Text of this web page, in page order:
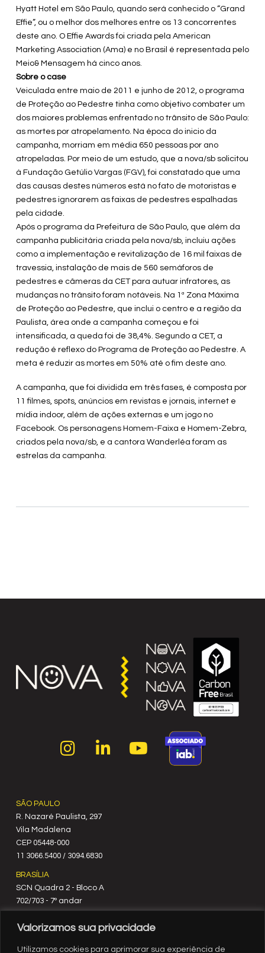
Valorizamos sua privacidade
Utilizamos cookies para aprimorar sua experiência de
Hyatt Hotel em São Paulo, quando será conhecido o “Grand
Effie”, ou o melhor dos melhores entre os 13 concorrentes
deste ano. O Effie Awards foi criada pela American
Marketing Association (Ama) e no Brasil é representada pelo
Meio& Mensagem há cinco anos.
Sobre o case
Veiculada entre maio de 2011 e junho de 2012, o programa
de Proteção ao Pedestre tinha como objetivo combater um
dos maiores problemas enfrentado no trânsito de São Paulo:
as mortes por atropelamento. Na época do inicio da
campanha, morriam em média 650 pessoas por ano
atropeladas. Por meio de um estudo, que a nova/sb solicitou
à Fundação Getúlio Vargas (FGV), foi constatado que uma
das causas destes números está no fato de motoristas e
pedestres ignorarem as faixas de pedestres espalhadas
pela cidade.
Após o programa da Prefeitura de São Paulo, que além da
campanha publicitária criada pela nova/sb, incluiu ações
como a implementação e revitalização de 16 mil faixas de
travessia, instalação de mais de 560 semáforos de
pedestres e câmeras da CET para autuar infratores, as
mudanças no trânsito foram notáveis. Na 1ª Zona Máxima
de Proteção ao Pedestre, que inclui o centro e a região da
Paulista, área onde a campanha começou e foi
intensificada, a queda foi de 38,4%. Segundo a CET, a
redução é reflexo do Programa de Proteção ao Pedestre. A
meta é reduzir as mortes em 50% até o fim deste ano.
A campanha, que foi dividida em três fases, é composta por
11 filmes, spots, anúncios em revistas e jornais, internet e
mídia indoor, além de ações externas e um jogo no
Facebook. Os personagens Homem-Faixa e Homem-Zebra,
criados pela nova/sb, e a cantora Wanderléa foram as
estrelas da campanha.
SÃO PAULO
R. Nazaré Paulista, 297
Vila Madalena
C‍EP 05448-000
11 3066.5400 / 3094.6830
BRASÍLIA
SCN Quadra 2 - Bloco A
702/703 - 7º andar
61 3329.8200
RIO DE JANEIRO